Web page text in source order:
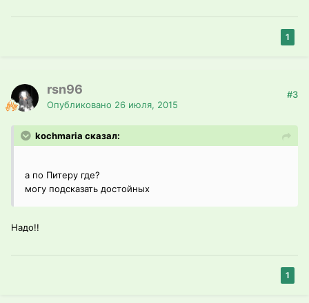
1
rsn96
Опубликовано 26 июля, 2015
#3
kochmaria сказал:
а по Питеру где?
могу подсказать достойных
Надо!!
1